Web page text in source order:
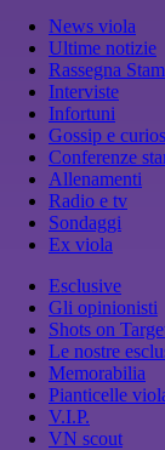
News viola
Ultime notizie
Rassegna
Interviste
Infortuni
Gossip e
Conferenze
Allenamenti
Radio e tv
Sondaggi
Ex viola
Esclusive
Gli opinionisti
Shots on
Le nostre
Memorabilia
Pianticelle
V.I.P.
VN scout